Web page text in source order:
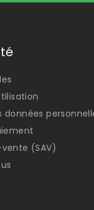
données
(SAV)